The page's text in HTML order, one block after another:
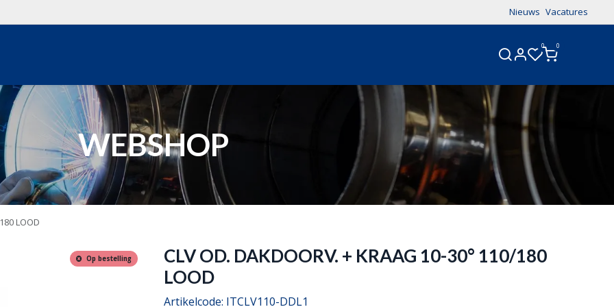
Nieuws Vacatures
0 0
WEBSHOP
LOOD
Op bestelling
CLV OD. DAKDOORV. + KRAAG 10-30° 110/180
LOOD
Artikelcode: ITCLV110-DDL1